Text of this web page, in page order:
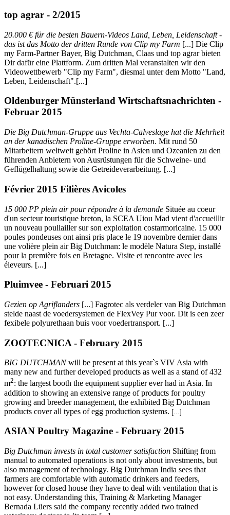
top agrar - 2/2015
20.000 € für die besten Bauern-Videos Land, Leben, Leidenschaft -
das ist das Motto der dritten Runde von Clip my Farm [...] Die Clip
my Farm-Partner Bayer, Big Dutchman, Claas und top agrar bieten
Dir dafür eine Plattform. Zum dritten Mal veranstalten wir den
Videowettbewerb "Clip my Farm", diesmal unter dem Motto "Land,
Leben, Leidenschaft".[...]
Oldenburger Münsterland Wirtschaftsnachrichten -
Februar 2015
Die Big Dutchman-Gruppe aus Vechta-Calveslage hat die Mehrheit
an der kanadischen Proline-Gruppe erworben. Mit rund 50
Mitarbeitern weltweit gehört Proline in Asien und Ozeanien zu den
führenden Anbietern von Ausrüstungen für die Schweine- und
Geflügelhaltung sowie die Getreideverarbeitung. [...]
Février 2015 Filières Avicoles
15 000 PP plein air pour répondre à la demande Située au coeur
d'un secteur touristique breton, la SCEA Uiou Mad vient d'accueillir
un nouveau poullailler sur son exploitation costarmoricaine. 15 000
poules pondeuses ont ainsi pris place le 19 novembre dernier dans
une volière plein air Big Dutchman: le modèle Natura Step, installé
pour la première fois en Bretagne. Visite et rencontre avec les
éleveurs. [...]
Pluimvee - Februari 2015
Gezien op Agriflanders [...] Fagrotec als verdeler van Big Dutchman
stelde naast de voedersystemen de FlexVey Pur voor. Dit is een zeer
fexibele polyurethaan buis voor voedertransport. [...]
ZOOTECNICA - February 2015
BIG DUTCHMANwill be present at this year`s VIV Asia with
many new and further developed products as well as a stand of 432
m2: the largest booth the equipment supplier ever had in Asia. In
addition to showing an extensive range of products for poultry
growing and breeder management, the exhibited Big Dutchman
products cover all types of egg production systems. [...]
ASIAN Poultry Magazine - February 2015
Big Dutchman invests in total customer satisfaction Shifting from
manual to automated operations is not only about investments, but
also management of technology. Big Dutchman India sees that
farmers are comfortable with automatic drinkers and feeders,
however for closed house they have to deal with ventilation that is
not easy. Understanding this, Training & Marketing Manager
Bernada Lüers said the company recently added two trained